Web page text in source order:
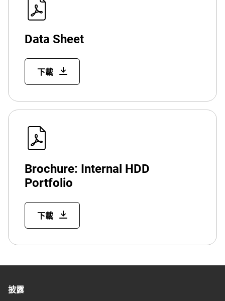
Data Sheet
下載
Brochure: Internal HDD
Portfolio
下載
披露